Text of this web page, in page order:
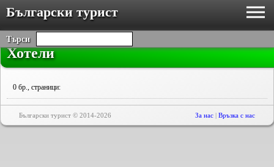
Български турист
Търси
Хотели
0 бр., страници:
Български турист © 2014-2026 За нас | Връзка с нас